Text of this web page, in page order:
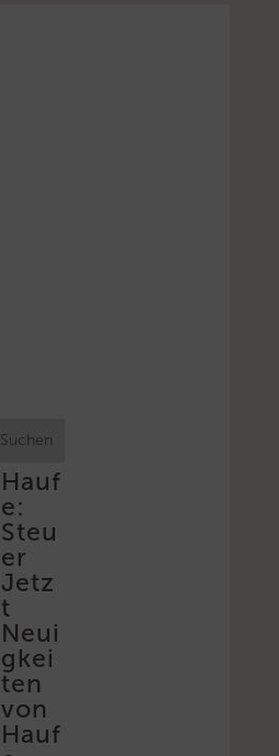
Suchen
Hauf
e:
Steu
er
Jetz
t
Neui
gkei
ten
von
Hauf